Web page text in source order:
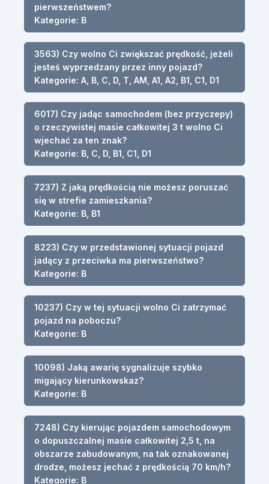
pierwszeństwem?
Kategorie: B
3563) Czy wolno Ci zwiększać prędkość, jeżeli
jesteś wyprzedzany przez inny pojazd?
Kategorie: A, B, C, D, T, AM, A1, A2, B1, C1, D1
6017) Czy jadąc samochodem (bez przyczepy)
o rzeczywistej masie całkowitej 3 t wolno Ci
wjechać za ten znak?
Kategorie: B, C, D, B1, C1, D1
7237) Z jaką prędkością nie możesz poruszać
się w strefie zamieszkania?
Kategorie: B, B1
8223) Czy w przedstawionej sytuacji pojazd
jadący z przeciwka ma pierwszeństwo?
Kategorie: B
10237) Czy w tej sytuacji wolno Ci zatrzymać
pojazd na poboczu?
Kategorie: B
10098) Jaką awarię sygnalizuje szybko
migający kierunkowskaz?
Kategorie: B
7248) Czy kierując pojazdem samochodowym
o dopuszczalnej masie całkowitej 2,5 t, na
obszarze zabudowanym, na tak oznakowanej
drodze, możesz jechać z prędkością 70 km/h?
Kategorie: B